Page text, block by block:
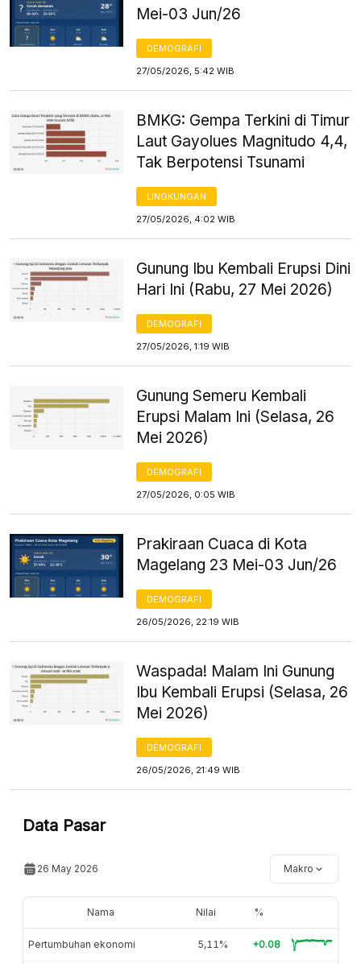
Mei-03 Jun/26
DEMOGRAFI
27/05/2026, 5:42 WIB
BMKG: Gempa Terkini di Timur
Laut Gayolues Magnitudo 4,4,
Tak Berpotensi Tsunami
LINGKUNGAN
27/05/2026, 4:02 WIB
Gunung Ibu Kembali Erupsi Dini
Hari Ini (Rabu, 27 Mei 2026)
DEMOGRAFI
27/05/2026, 1:19 WIB
Gunung Semeru Kembali
Erupsi Malam Ini (Selasa, 26
Mei 2026)
DEMOGRAFI
27/05/2026, 0:05 WIB
Prakiraan Cuaca di Kota
Magelang 23 Mei-03 Jun/26
DEMOGRAFI
26/05/2026, 22:19 WIB
Waspada! Malam Ini Gunung
Ibu Kembali Erupsi (Selasa, 26
Mei 2026)
DEMOGRAFI
26/05/2026, 21:49 WIB
Data Pasar
26 May 2026 Makro
Nama Nilai %
Pertumbuhan ekonomi 5,11% +0.08